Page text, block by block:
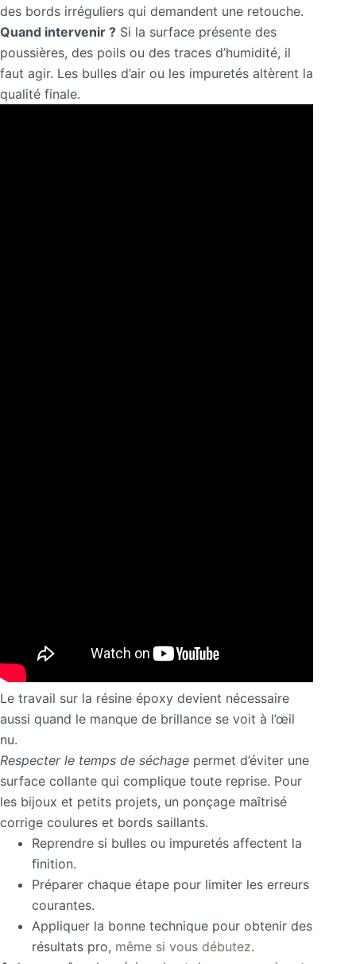
des bords irréguliers qui demandent une retouche.
Quand intervenir ? Si la surface présente des
poussières, des poils ou des traces d’humidité, il
faut agir. Les bulles d’air ou les impuretés altèrent la
qualité finale.
Le travail sur la résine époxy devient nécessaire
aussi quand le manque de brillance se voit à l’œil
nu.
Respecter le temps de séchage permet d’éviter une
surface collante qui complique toute reprise. Pour
les bijoux et petits projets, un ponçage maîtrisé
corrige coulures et bords saillants.
Reprendre si bulles ou impuretés affectent la
finition.
Préparer chaque étape pour limiter les erreurs
courantes.
Appliquer la bonne technique pour obtenir des
résultats pro, même si vous débutez.